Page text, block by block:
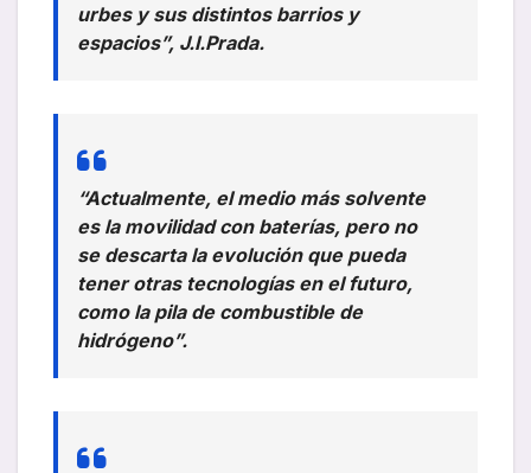
urbes y sus distintos barrios y
espacios”, J.I.Prada.
“Actualmente, el medio más solvente
es la movilidad con baterías, pero no
se descarta la evolución que pueda
tener otras tecnologías en el futuro,
como la pila de combustible de
hidrógeno”.